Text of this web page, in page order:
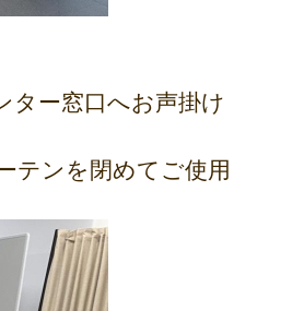
ー窓口へお声掛け
テンを閉めてご使用